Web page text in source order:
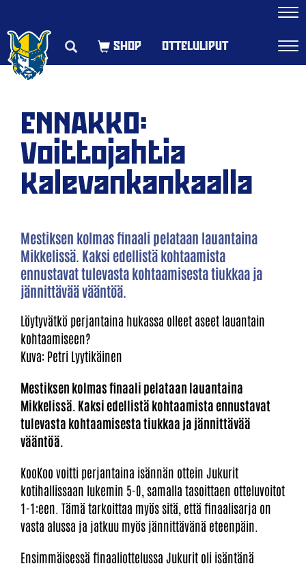
OTTELULIPUT
ENNAKKO:
Voittojahtia
Kalevankankaalla
Mestiksen kolmas finaali pelataan lauantaina
Mikkelissä. Kaksi edellistä kohtaamista
ennustavat tulevasta kohtaamisesta tiukkaa ja
jännittävää vääntöä.
Löytyvätkö perjantaina hukassa olleet aseet lauantain
kohtaamiseen?
Kuva: Petri Lyytikäinen
Mestiksen kolmas finaali pelataan lauantaina
Mikkelissä. Kaksi edellistä kohtaamista ennustavat
tulevasta kohtaamisesta tiukkaa ja jännittävää
vääntöä.
KooKoo voitti perjantaina isännän ottein Jukurit
kotihallissaan lukemin 5-0, samalla tasoittaen otteluvoitot
1-1:een. Tämä tarkoittaa myös sitä, että finaalisarja on
vasta alussa ja jatkuu myös jännittävänä eteenpäin.
Ensimmäisessä finaaliottelussa Jukurit oli isäntänä